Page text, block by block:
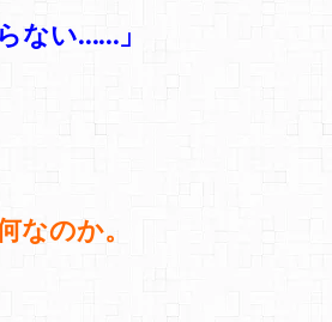
ない……」
なのか。